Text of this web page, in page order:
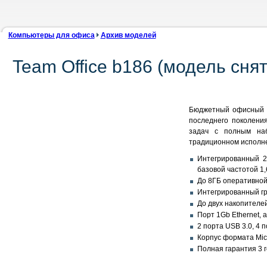
Компьютеры для офиса Архив моделей
Team Office b186 (модель
Бюджетный офисный
последнего
задач с полным
традиционном
базовой частотой
До 8ГБ
Интегрированный
До двух
Порт 1Gb Ethernet,
2 порта USB 3.0, 4
Корпус формата
Полная гарантия 3